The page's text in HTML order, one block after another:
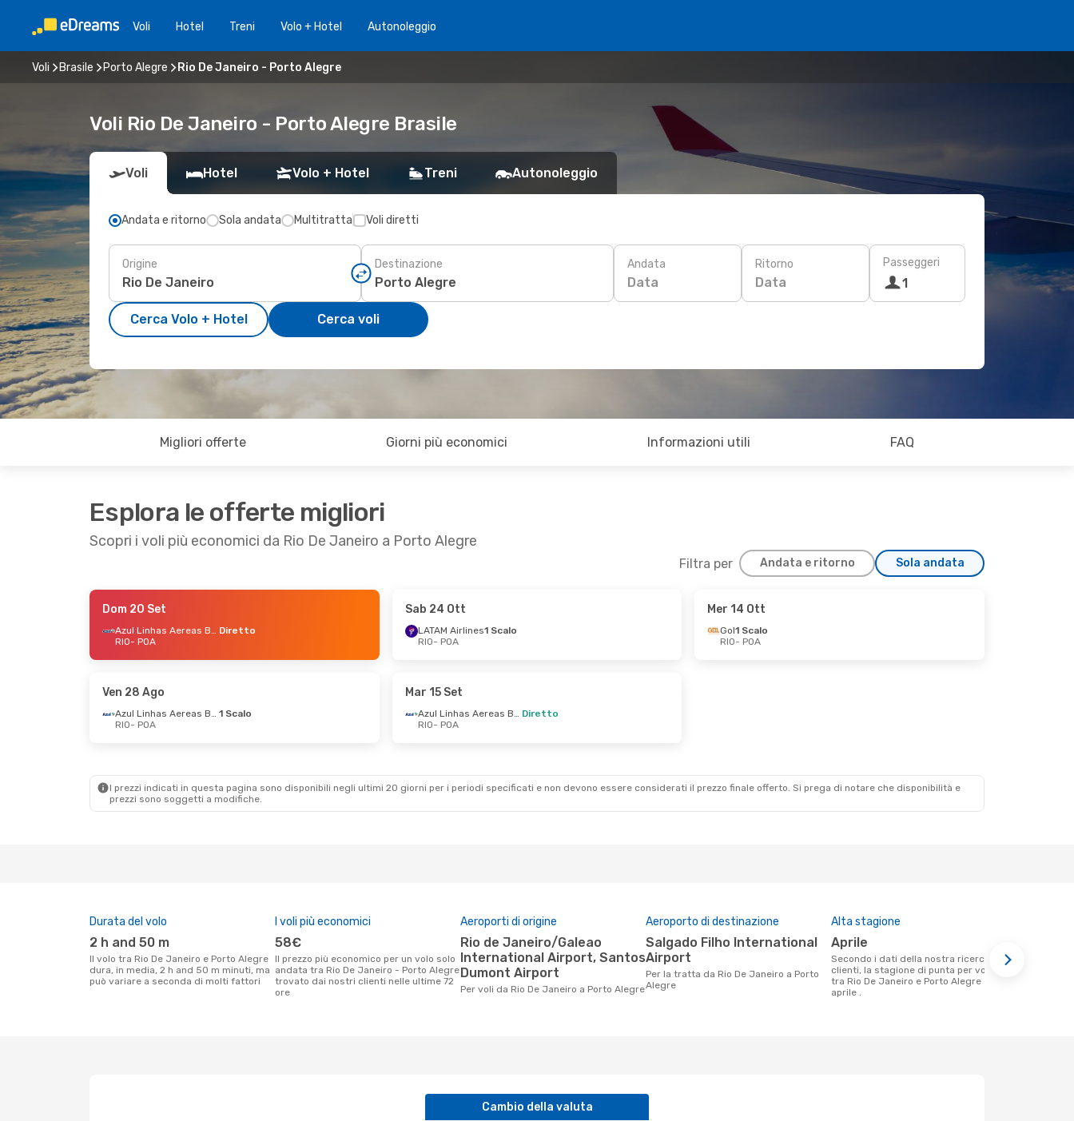
Voli Hotel Treni Volo + Hotel Autonoleggio
Voli Brasile Porto Alegre Rio De Janeiro - Porto Alegre
Voli Rio De Janeiro - Porto Alegre Brasile
Voli Hotel Volo + Hotel Treni Autonoleggio
Andata e ritorno Sola andata Multitratta Voli diretti
Origine Destinazione Andata
Data
Ritorno
Data
Passeggeri
1
Cerca Volo + Hotel Cerca voli
Migliori offerte Giorni più economici Informazioni utili FAQ
Esplora le offerte migliori
Scopri i voli più economici da Rio De Janeiro a Porto Alegre
Filtra per Andata e ritorno Sola andata
Azul Linhas Aereas Brasileiras 1 Scalo
Dom 20 Set
Azul Linhas Aereas Brasileiras Diretto
RIO- POA
Sab 24 Ott
LATAM Airlines1 Scalo
RIO- POA
Mer 14 Ott
Gol1 Scalo
RIO- POA
Ven 28 Ago
Azul Linhas Aereas Brasileiras 1 Scalo
RIO- POA
Mar 15 Set
Azul Linhas Aereas Brasileiras Diretto
RIO- POA
I prezzi indicati in questa pagina sono disponibili negli ultimi 20 giorni per i periodi specificati e non devono essere considerati il ​​prezzo finale offerto. Si prega di notare che disponibilità e
prezzi sono soggetti a modifiche.
Durata del volo
2 h and 50 m
Il volo tra Rio De Janeiro e Porto Alegre
dura, in media, 2 h and 50 m minuti, ma
può variare a seconda di molti fattori
I voli più economici
58€
Il prezzo più economico per un volo solo
andata tra Rio De Janeiro - Porto Alegre
trovato dai nostri clienti nelle ultime 72
ore
Aeroporti di origine
Rio de Janeiro/Galeao
International Airport, Santos
Dumont Airport
Per voli da Rio De Janeiro a Porto Alegre
Aeroporto di destinazione
Salgado Filho International
Airport
Per la tratta da Rio De Janeiro a Porto
Alegre
Alta stagione
aprile
Secondo i dati della nostra ricerca
clienti, la stagione di punta per volare
tra Rio De Janeiro e Porto Alegre è
aprile .
Cambio della valuta